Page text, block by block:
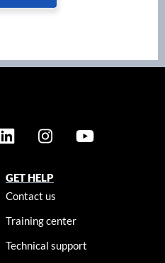
GET HELP
Contact us
Training center
Technical support